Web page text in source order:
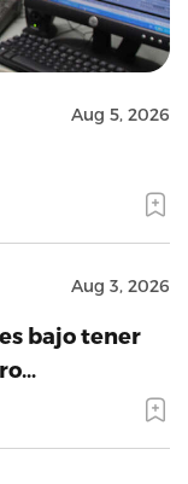
Aug 5, 2026
Aug 3, 2026
bajo tener